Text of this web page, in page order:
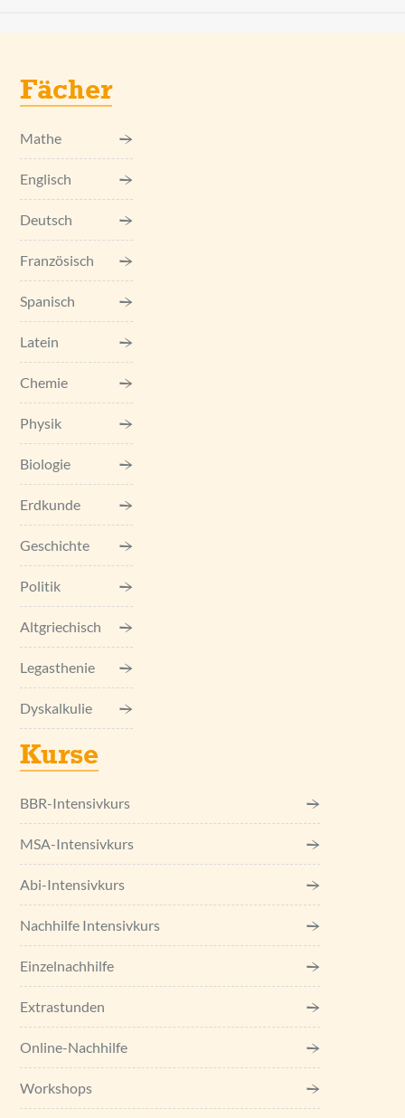
Fächer
Mathe
Englisch
Deutsch
Französisch
Spanisch
Latein
Chemie
Physik
Biologie
Erdkunde
Geschichte
Politik
Altgriechisch
Legasthenie
Dyskalkulie
Kurse
BBR-Intensivkurs
MSA-Intensivkurs
Abi-Intensivkurs
Nachhilfe Intensivkurs
Einzel­nachhilfe
Extrastunden
Online-Nachhilfe
Workshops